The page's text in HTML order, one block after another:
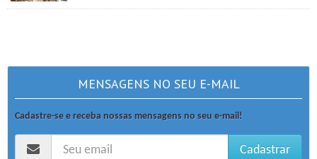
MENSAGENS NO SEU E-MAIL
Cadastre-se e receba nossas mensagens no seu e-mail!
Cadastrar